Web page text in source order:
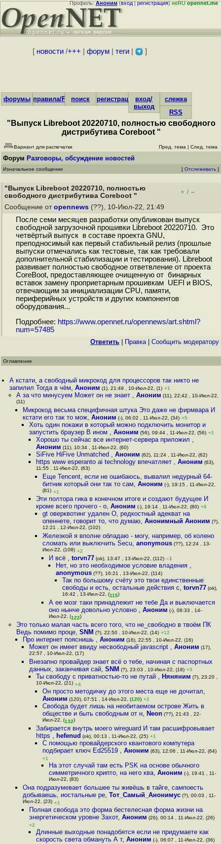
Профиль:Аноним(вход|регистрация)неRUopennet.me
[ новости/+++ форум| теги| ]
форумы правила/FAQпоиск регистрациявход/
выход
слежка
RSS
"Выпуск Libreboot 20220710, полностью свободного
дистрибутива Coreboot "
Вариант для распечатки Пред. тема | След. тема
Форум Разговоры, обсуждение новостей
Изначальное сообщение [ Отслеживать ]
"Выпуск Libreboot 20220710, полностью
свободного дистрибутива Coreboot "
+ / –
Сообщение от opennews (??), 10-Июл-22, 21:49
После семи месяцев разработки опубликован выпуск
свободной загрузочной прошивки Libreboot 20220710. Это
четвёртый выпуск в составе проекта GNU,
преподносимый как первый стабильный релиз (прошлые
выпуски отмечались как тестовые, так как требовали
дополнительной стабилизации и тестирования). Libreboot
развивает полностью свободное ответвление от проекта
CoreBoot, предоставляющее очищенную от бинарных
вставок замену проприетарным прошивкам UEFI и BIOS,
отвечающим за инициализации CPU, памяти,
периферийных устройств и других компонентов
оборудования...
Подробнее: https://www.opennet.ru/opennews/art.shtml?
num=57485
Ответить Правка| Cообщить модератору
Оглавление
А кстати, а свободный микрокод для процессоров так никто не
запилил Тогда в чём,Аноним (1), 21:49 , 10-Июл-22, (1) +1
А за что минусуем Может он не знает , Аноним (11), 22:42 , 10-Июл-22,
(11)
Микрокод весьма специфичная штука Это даже не фирмвара И
кстати его так то мож, Аноним (-), 06:02 , 11-Июл-22, (34) +5
Хоть один покажи в который можно подключить монитор и
запустить браузер В ином ,Аноним (56), 09:44 , 11-Июл-22, (56) +1
Хорошо ты сейчас все интернет-сервера приложил ,
Аноним (11), 10:34 , 11-Июл-22, (60)
SiFive HiFive Unmatched , Аноним (62), 11:24 , 11-Июл-22, (62)
https www esperanto ai technology впечатляет , Аноним (63),
11:55 , 11-Июл-22, (63)
Еще Tencent, если не ошибаюсь, вывалил недурный 64-
битник который они так то сам, Аноним (-), 19:15 , 11-Июл-22,
(81) +1
Эти полтора гика в конечном итоге и создают будущее И
кроме всего прочего - о, Аноним (-), 19:14 , 11-Июл-22, (80) +8
gt оверквотинг удален О, редкостный адекват на
опеннете, говорит то, что думаю, Анонимный Аноним (?),
12:21 , 12-Июл-22, (102)
Железкой я вполне обладаю - могу, например, об колено
сломать или выключить Secu, anonymous(??), 12:24 , 13-
Июл-22, (108) +2
И всё ,torvn77 (ok), 13:47 , 13-Июл-22, (112) –1
Нет, но это необходимое условие владения ,
anonymous(??), 16:21 , 13-Июл-22, (114)
Так по большому счёту это твои единственные
свободы и есть, остальные действия с, torvn77(ok),
16:42 , 13-Июл-22, (115)
А ее мозг таки принадлежит не тебе Да и выключается
оно нынче довольно условно ,Аноним (-), 08:33 , 14-
Июл-22, (122)
Это только малая часть всего того, что не_свободно в твоём ПК
Ведь помимо проце, SNM (?), 22:50 , 10-Июл-22, (14) +12
Про интернет пояснишь , Аноним (16), 22:55 , 10-Июл-22, (16)
Может он имеет ввиду несвободный javascript ,Аноним (17),
22:57 , 10-Июл-22, (17)
Внезапно провайдер знает всё о тебе, начиная с паспортных
данных, заканчивая сай,SNM (?), 23:03 , 10-Июл-22, (18) +3
Ты свободу с приватностью-то не путай , Няняним (?), 23:20 ,
10-Июл-22, (21) +4
Он просто методичку до этого места еще не дочитал,
Аноним (120), 07:51 , 14-Июл-22, (120) +2
Свобода будет лишь на необитаемом острове Жить в
обществе и быть свободным от н, Neon(??), 21:43 , 22-
Июл-22, (132)
Забирается внутрь моего wireguard И там расшифровывает
https , hefenud (ok), 00:13 , 11-Июл-22, (25) +1
С помощью провайдерского квантового компутера
подбирает ключ Ed25519 , Аноним (63), 12:06 , 11-Июл-22, (64)
+1
На этот случай там есть PSK на основе обычного
симметричного крипто, на него ква,Аноним (-), 19:41 , 11-
Июл-22, (83)
Она подразумевает большее ты живёшь в тайге, сампоесть
добываешь, иостальные ре, Тот_Самый_Анонимус(?), 00:03 , 11-
Июл-22, (23) +1
Полная свобода это форма бестелесная форма жизни на
энергетическом уровне Захот,Аноним (26), 00:14 , 11-Июл-22, (26)
+2
Длинные выходные понадобятся если не придумаете как
скорость света обмануть А т, Аноним (-), 06:07 , 11-Июл-22, (36)